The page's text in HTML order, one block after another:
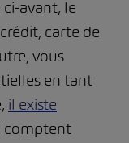
avant, le
carte de
vous
en tant
il existe
comptent